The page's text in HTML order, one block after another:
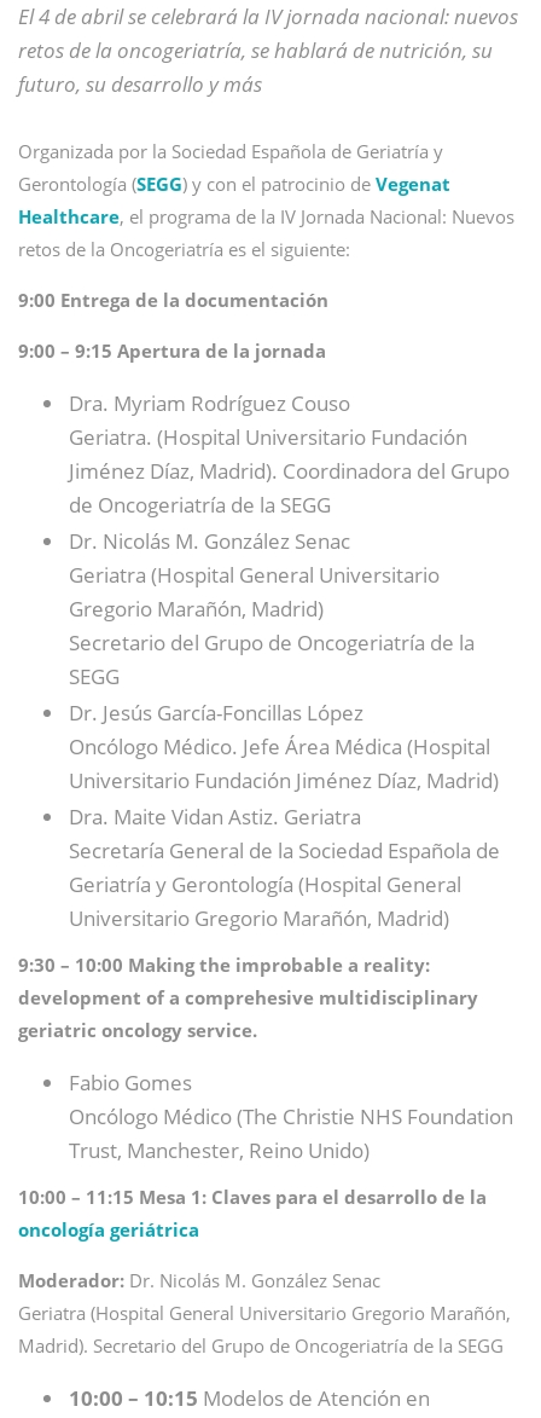
El 4 de abril se celebrará la IV jornada nacional: nuevos
retos de la oncogeriatría, se hablará de nutrición, su
futuro, su desarrollo y más
Organizada por la Sociedad Española de Geriatría y
Gerontología (SEGG) y con el patrocinio de Vegenat
Healthcare, el programa de la IV Jornada Nacional: Nuevos
retos de la Oncogeriatría es el siguiente:
9:00 Entrega de la documentación
9:00 – 9:15 Apertura de la jornada
Dra. Myriam Rodríguez Couso
Geriatra. (Hospital Universitario Fundación
Jiménez Díaz, Madrid). Coordinadora del Grupo
de Oncogeriatría de la SEGG
Dr. Nicolás M. González Senac
Geriatra (Hospital General Universitario
Gregorio Marañón, Madrid)
Secretario del Grupo de Oncogeriatría de la
SEGG
Dr. Jesús García-Foncillas López
Oncólogo Médico. Jefe Área Médica (Hospital
Universitario Fundación Jiménez Díaz, Madrid)
Dra. Maite Vidan Astiz. Geriatra
Secretaría General de la Sociedad Española de
Geriatría y Gerontología (Hospital General
Universitario Gregorio Marañón, Madrid)
9:30 – 10:00 Making the improbable a reality:
development of a comprehesive multidisciplinary
geriatric oncology service.
Fabio Gomes
Oncólogo Médico (The Christie NHS Foundation
Trust, Manchester, Reino Unido)
10:00 – 11:15 Mesa 1: Claves para el desarrollo de la
oncología geriátrica
Moderador: Dr. Nicolás M. González Senac
Geriatra (Hospital General Universitario Gregorio Marañón,
Madrid). Secretario del Grupo de Oncogeriatría de la SEGG
10:00 – 10:15 Modelos de Atención en